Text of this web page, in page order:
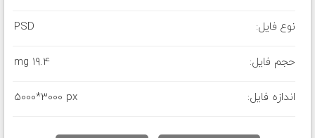
نوع فایل: PSD
حجم فایل: 19.4 mg
اندازه فایل: 5000*3000 px